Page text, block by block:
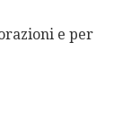
e per